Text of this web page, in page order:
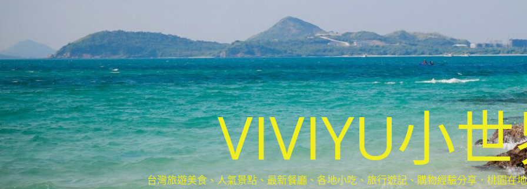
VIVIYU小
台灣旅遊美食、人氣景點、最新餐廳、各地小吃、旅行遊記、購物經驗分享．桃園在